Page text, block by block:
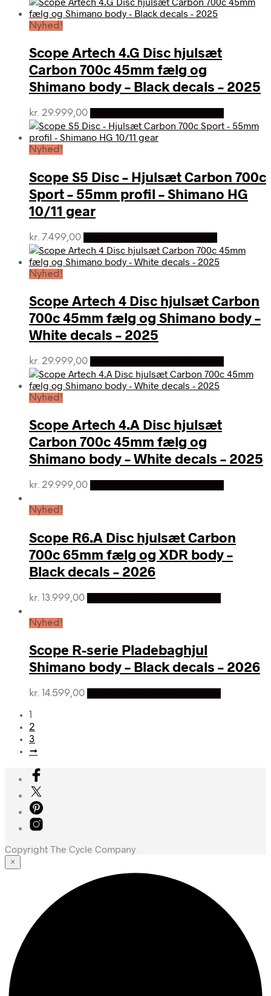
Nyhed!
Scope Artech 4.G Disc hjulsæt
Carbon 700c 45mm fælg og
Shimano body – Black decals – 2025
kr. 29.999,00
Nyhed!
Scope S5 Disc – Hjulsæt Carbon 700c
Sport – 55mm profil – Shimano HG
10/11 gear
kr. 7.499,00
Nyhed!
Scope Artech 4 Disc hjulsæt Carbon
700c 45mm fælg og Shimano body –
White decals – 2025
kr. 29.999,00
Nyhed!
Scope Artech 4.A Disc hjulsæt
Carbon 700c 45mm fælg og
Shimano body – White decals – 2025
kr. 29.999,00
Nyhed!
Scope R6.A Disc hjulsæt Carbon
700c 65mm fælg og XDR body –
Black decals – 2026
kr. 13.999,00
Nyhed!
Scope R-serie Pladebaghjul
Shimano body – Black decals – 2026
kr. 14.599,00
1
2
3
→
Copyright The Cycle Company
×